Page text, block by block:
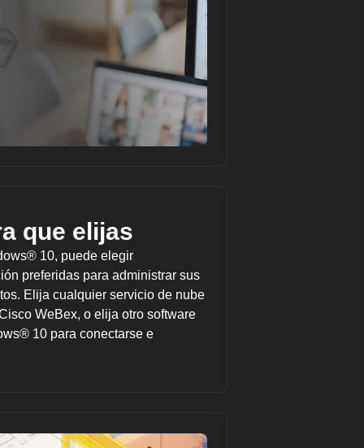
que elijas
10, puede elegir
preferidas para administrar sus
Elija cualquier servicio de nube
WeBex, o elija otro software
10 para conectarse e